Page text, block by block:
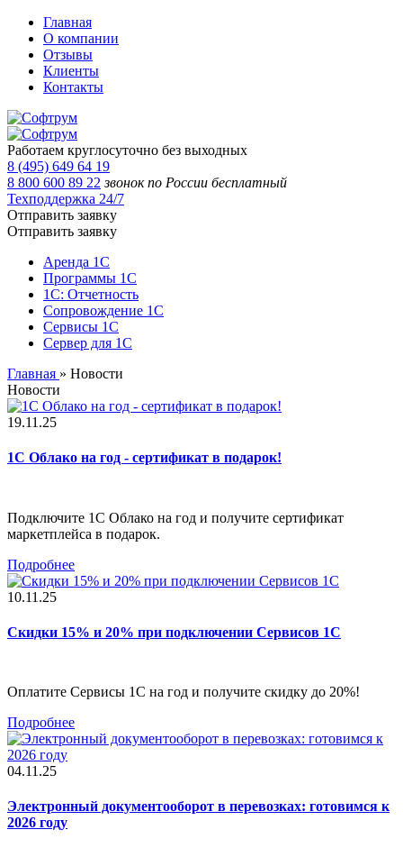
Главная
О компании
Отзывы
Клиенты
Контакты
Работаем круглосуточно без выходных
8 (495) 649 64 19
8 800 600 89 22 звонок по России бесплатный
Техподдержка 24/7
Отправить заявку
Отправить заявку
Аренда 1С
Программы 1С
1С: Отчетность
Сопровождение 1С
Сервисы 1С
Сервер для 1С
Главная » Новости
Новости
19.11.25
1С Облако на год - сертификат в подарок!
Подключите 1С Облако на год и получите сертификат
маркетплейса в подарок.
Подробнее
10.11.25
Скидки 15% и 20% при подключении Сервисов 1С
Оплатите Сервисы 1С на год и получите скидку до 20%!
Подробнее
04.11.25
Электронный документооборот в перевозках: готовимся к
2026 году